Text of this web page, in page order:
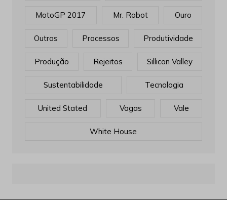
MotoGP 2017 Mr. Robot Ouro
Outros Processos Produtividade
Produção Rejeitos Sillicon Valley
Sustentabilidade Tecnologia
United Stated Vagas Vale
White House